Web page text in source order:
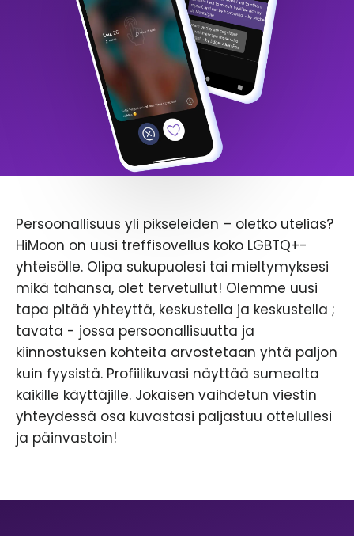
Persoonallisuus yli pikseleiden – oletko utelias?
HiMoon on uusi treffisovellus koko LGBTQ+-
yhteisölle. Olipa sukupuolesi tai mieltymyksesi
mikä tahansa, olet tervetullut! Olemme uusi
tapa pitää yhteyttä, keskustella ja keskustella ;
tavata - jossa persoonallisuutta ja
kiinnostuksen kohteita arvostetaan yhtä paljon
kuin fyysistä. Profiilikuvasi näyttää sumealta
kaikille käyttäjille. Jokaisen vaihdetun viestin
yhteydessä osa kuvastasi paljastuu ottelullesi
ja päinvastoin!